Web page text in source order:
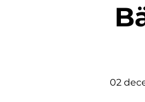
Bärgning: En livsviktig tjänst i
02